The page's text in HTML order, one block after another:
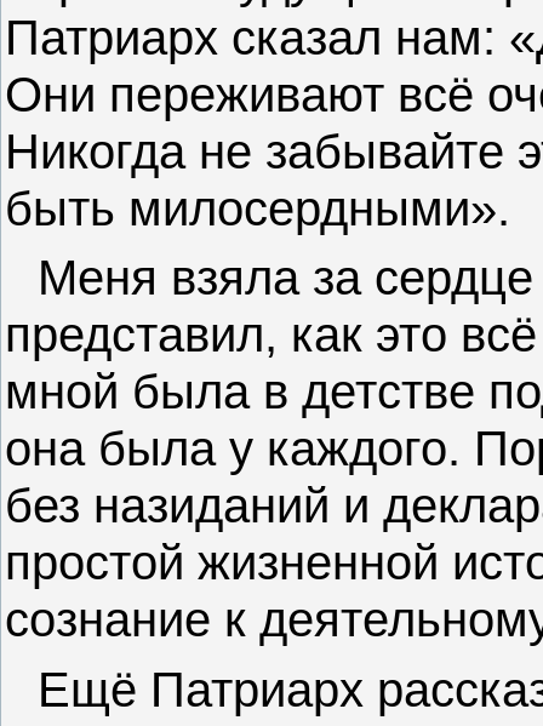
Патриарх сказал нам:
Они переживают всё
Никогда не забывайте
быть милосердными».
Меня взяла за
представил, как это
мной была в детстве
она была у каждого.
без назиданий и
простой жизненной
сознание к
Ещё Патриарх